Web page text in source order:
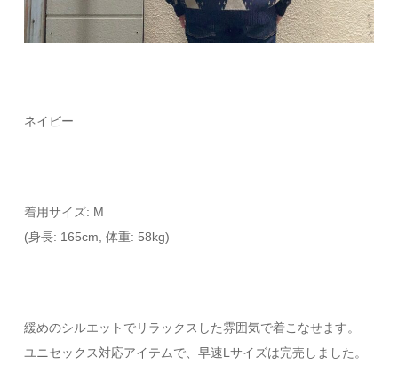
ネイビー
着用サイズ: M
(身長: 165cm, 体重: 58kg)
緩めのシルエットでリラックスした雰囲気で着こなせます。
ユニセックス対応アイテムで、早速Lサイズは完売しました。